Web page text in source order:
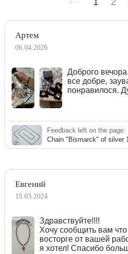
Артем
06.04.2026
Доброго
все добре,
понравилося.
Feedback left on the page:
Chain "Bismarck" of silver
Евгений
19.03.2024
Здравствуйте!!!!
Хочу сообщить вам
восторге от вашей
я хотел! Спасибо